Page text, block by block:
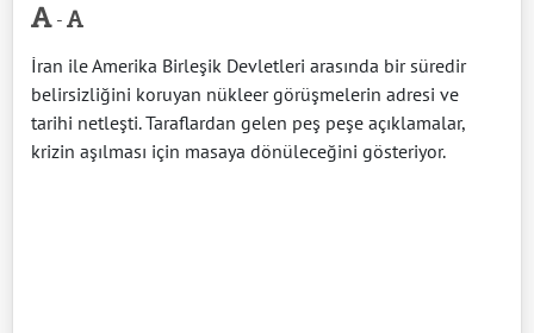
-
İran ile Amerika Birleşik Devletleri arasında bir süredir
belirsizliğini koruyan nükleer görüşmelerin adresi ve
tarihi netleşti. Taraflardan gelen peş peşe açıklamalar,
krizin aşılması için masaya dönüleceğini gösteriyor.